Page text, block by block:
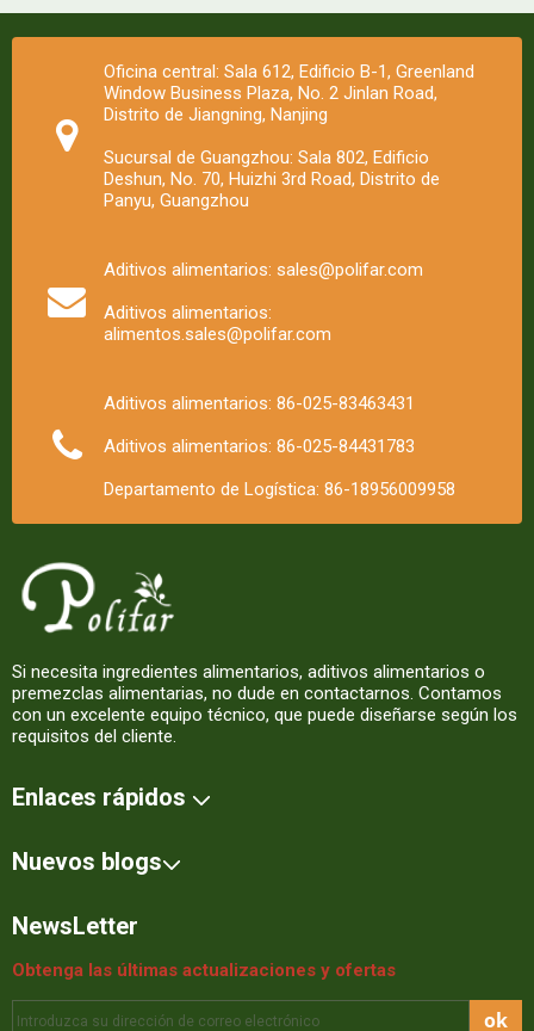
Oficina central: Sala 612, Edificio B-1, Greenland
Window Business Plaza, No. 2 Jinlan Road,
Distrito de Jiangning, Nanjing
Sucursal de Guangzhou: Sala 802, Edificio
Deshun, No. 70, Huizhi 3rd Road, Distrito de
Panyu, Guangzhou
Aditivos alimentarios: sales@polifar.com
Aditivos alimentarios:
alimentos.sales@polifar.com
Aditivos alimentarios: 86-025-83463431
Aditivos alimentarios: 86-025-84431783
Departamento de Logística: 86-18956009958
Si necesita ingredientes alimentarios, aditivos alimentarios o
premezclas alimentarias, no dude en contactarnos. Contamos
con un excelente equipo técnico, que puede diseñarse según los
requisitos del cliente.
Enlaces rápidos
Nuevos blogs
NewsLetter
Obtenga las últimas actualizaciones y ofertas
ok